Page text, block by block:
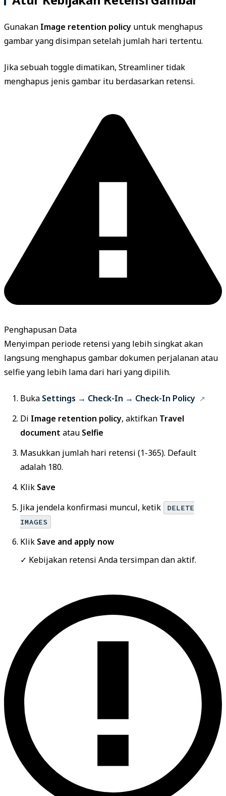
Gunakan Image retention policy untuk menghapus
gambar yang disimpan setelah jumlah hari tertentu.
Jika sebuah toggle dimatikan, Streamliner tidak
menghapus jenis gambar itu berdasarkan retensi.
Penghapusan Data
Menyimpan periode retensi yang lebih singkat akan
langsung menghapus gambar dokumen perjalanan atau
selfie yang lebih lama dari hari yang dipilih.
Buka Settings → Check-In → Check-In Policy
Di Image retention policy, aktifkan Travel
document atau Selfie
Masukkan jumlah hari retensi (1-365). Default
adalah 180.
Klik Save
Jika jendela konfirmasi muncul, ketik
DELETE
IMAGES
Klik Save and apply now
✓ Kebijakan retensi Anda tersimpan dan aktif.